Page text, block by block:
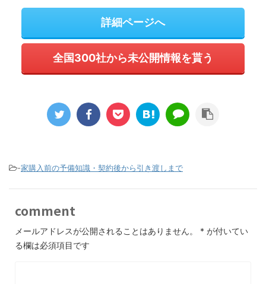
詳細ページへ
全国300社から未公開情報を貰う
-家購入前の予備知識・契約後から引き渡しまで
comment
メールアドレスが公開されることはありません。 * が付いてい
る欄は必須項目です